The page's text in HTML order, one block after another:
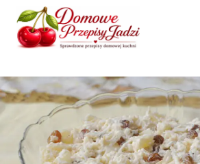
Przejdź
treści